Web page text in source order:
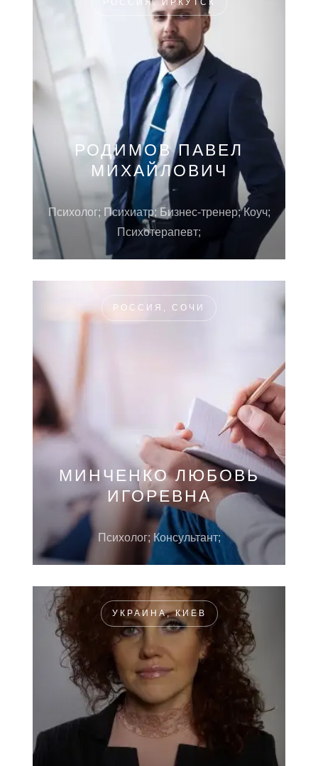
РОССИЯ, ИРКУТСК
РОДИМОВ ПАВЕЛ
МИХАЙЛОВИЧ
Психолог; Психиатр; Бизнес-тренер; Коуч;
Психотерапевт;
РОССИЯ, СОЧИ
МИНЧЕНКО ЛЮБОВЬ
ИГОРЕВНА
Психолог; Консультант;
УКРАИНА, КИЕВ